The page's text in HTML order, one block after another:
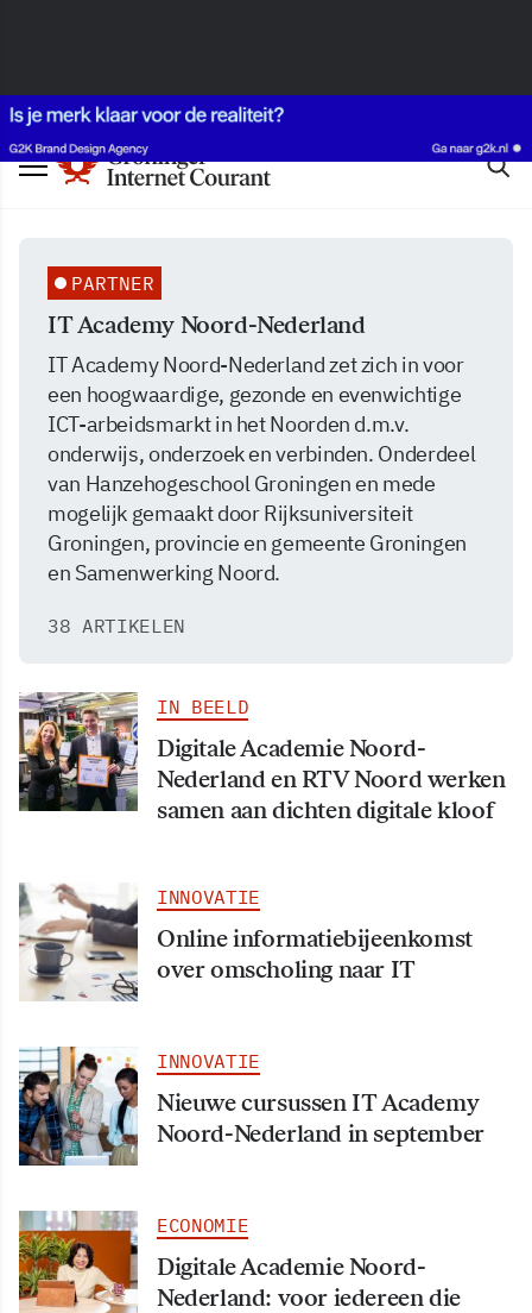
PARTNER
IT Academy Noord-Nederland
IT Academy Noord-Nederland zet zich in voor
een hoogwaardige, gezonde en evenwichtige
ICT-arbeidsmarkt in het Noorden d.m.v.
onderwijs, onderzoek en verbinden. Onderdeel
van Hanzehogeschool Groningen en mede
mogelijk gemaakt door Rijksuniversiteit
Groningen, provincie en gemeente Groningen
en Samenwerking Noord.
38 ARTIKELEN
IN BEELD
Digitale Academie Noord-
Nederland en RTV Noord werken
samen aan dichten digitale kloof
INNOVATIE
Online informatiebijeenkomst
over omscholing naar IT
INNOVATIE
Nieuwe cursussen IT Academy
Noord-Nederland in september
ECONOMIE
Digitale Academie Noord-
Nederland: voor iedereen die